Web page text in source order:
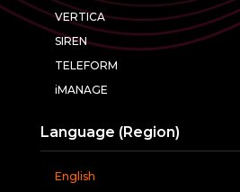
VERTICA
SIREN
TELEFORM
iMANAGE
Language (Region)
English